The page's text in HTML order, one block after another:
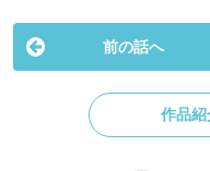
前の話へ
作品